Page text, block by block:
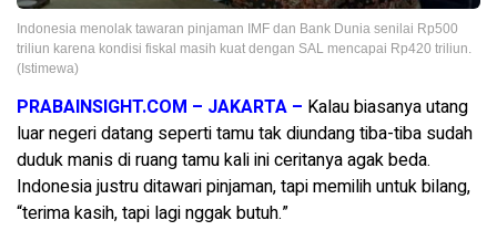
Indonesia menolak tawaran pinjaman IMF dan Bank Dunia senilai Rp500
triliun karena kondisi fiskal masih kuat dengan SAL mencapai Rp420 triliun.
(Istimewa)
PRABAINSIGHT.COM – JAKARTA – Kalau biasanya utang
luar negeri datang seperti tamu tak diundang tiba-tiba sudah
duduk manis di ruang tamu kali ini ceritanya agak beda.
Indonesia justru ditawari pinjaman, tapi memilih untuk bilang,
“terima kasih, tapi lagi nggak butuh.”